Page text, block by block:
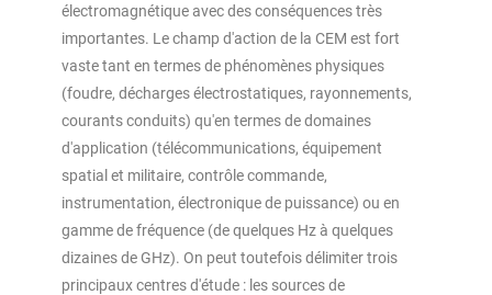
électromagnétique avec des conséquences très
importantes. Le champ d'action de la CEM est fort
vaste tant en termes de phénomènes physiques
(foudre, décharges électrostatiques, rayonnements,
courants conduits) qu'en termes de domaines
d'application (télécommunications, équipement
spatial et militaire, contrôle commande,
instrumentation, électronique de puissance) ou en
gamme de fréquence (de quelques Hz à quelques
dizaines de GHz). On peut toutefois délimiter trois
principaux centres d'étude : les sources de